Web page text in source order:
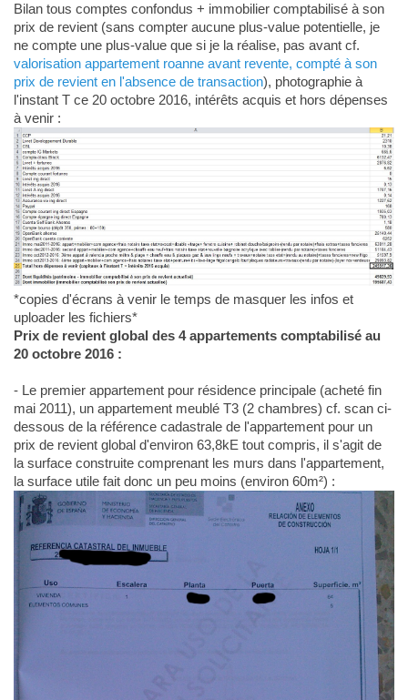
Bilan tous comptes confondus + immobilier comptabilisé à son
prix de revient (sans compter aucune plus-value potentielle, je
ne compte une plus-value que si je la réalise, pas avant cf.
valorisation appartement roanne avant revente, compté à son
prix de revient en l'absence de transaction), photographie à
l'instant T ce 20 octobre 2016, intérêts acquis et hors dépenses
à venir :
*copies d'écrans à venir le temps de masquer les infos et
uploader les fichiers*
Prix de revient global des 4 appartements comptabilisé au
20 octobre 2016 :
- Le premier appartement pour résidence principale (acheté fin
mai 2011), un appartement meublé T3 (2 chambres) cf. scan ci-
dessous de la référence cadastrale de l'appartement pour un
prix de revient global d'environ 63,8kE tout compris, il s'agit de
la surface construite comprenant les murs dans l'appartement,
la surface utile fait donc un peu moins (environ 60m²) :